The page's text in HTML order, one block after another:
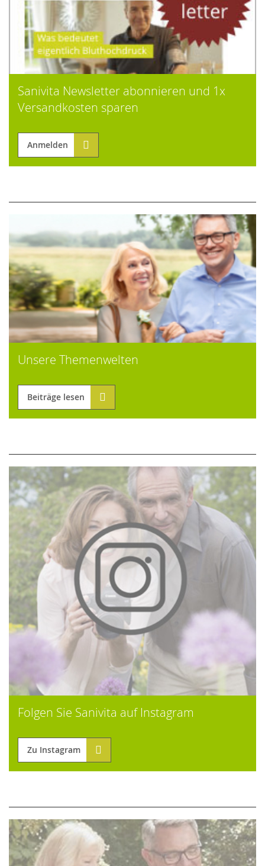
Sanivita Newsletter abonnieren und 1x
Versandkosten sparen
Anmelden
Unsere Themenwelten
Beiträge lesen
Folgen Sie Sanivita auf Instagram
Zu Instagram